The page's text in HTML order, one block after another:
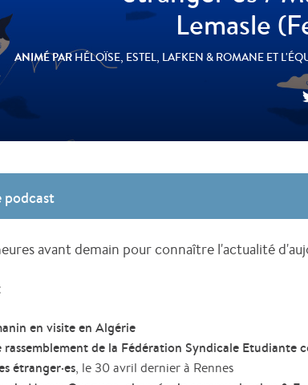
Lemasle
ANIMÉ PARHÉLOÏSE, ESTEL, LAFKEN & ROMANE ET
podcast
avant demain pour connaître l'actualité
en visite en Algérie
rassemblement de la Fédération Syndicale Etudiante
étranger·es, le 30 avril dernier à Rennes